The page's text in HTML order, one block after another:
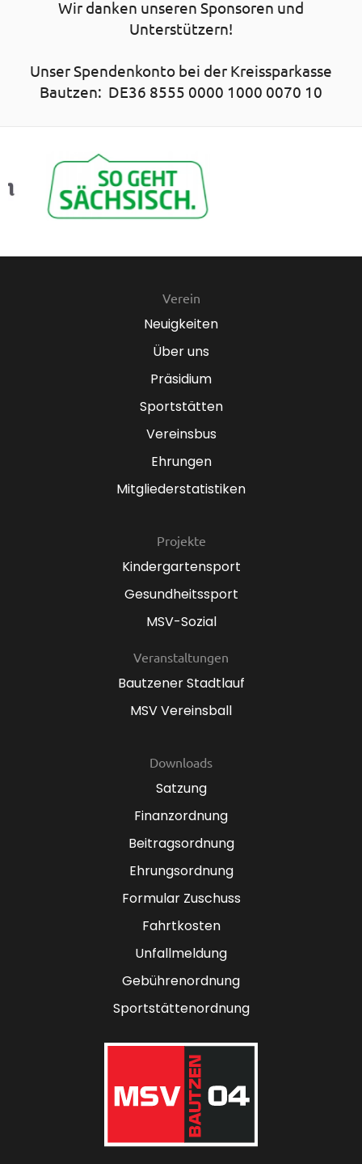
Wir danken unseren Sponsoren und
Unterstützern!
Unser Spendenkonto bei der Kreissparkasse
Bautzen: DE36 8555 0000 1000 0070 10
Verein
Neuigkeiten
Über uns
Präsidium
Sportstätten
Vereinsbus
Ehrungen
Mitgliederstatistiken
Projekte
Kindergartensport
Gesundheitssport
MSV-Sozial
Veranstaltungen
Bautzener Stadtlauf
MSV Vereinsball
Downloads
Satzung
Finanzordnung
Beitragsordnung
Ehrungsordnung
Formular Zuschuss
Fahrtkosten
Unfallmeldung
Gebührenordnung
Sportstättenordnung